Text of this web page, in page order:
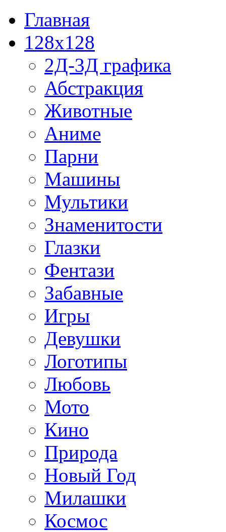
Главная
128x128
2Д-3Д графика
Абстракция
Животные
Аниме
Парни
Машины
Мультики
Знаменитости
Глазки
Фентази
Забавные
Игры
Девушки
Логотипы
Любовь
Мото
Кино
Природа
Новый Год
Милашки
Космос